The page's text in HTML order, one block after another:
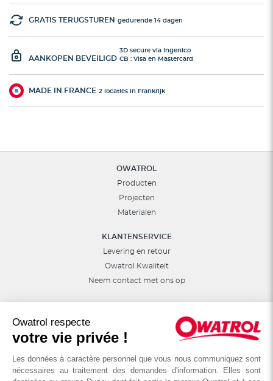
Owatrol respecte
votre vie privée !
Les données à caractère personnel que vous nous communiquez sont
nécessaires au traitement des demandes d'information. Elles sont
GRATIS TERUGSTUREN gedurende 14 dagen
AANKOPEN BEVEILIGD
3D secure via Ingenico
CB : Visa en Mastercard
MADE IN FRANCE 2 locaties in Frankrijk
OWATROL
Producten
Projecten
Materialen
KLANTENSERVICE
Levering en retour
Owatrol Kwaliteit
Neem contact met ons op
Internationale